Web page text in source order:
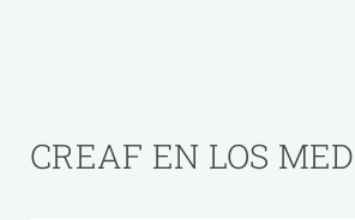
CREAF EN LOS